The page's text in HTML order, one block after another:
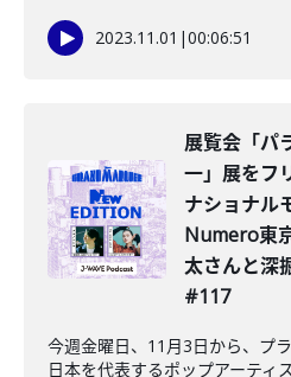
2023.11.01 |00:06:51
展覧会「パ
一」展をフ
ナショナル
Numero東
太さんと深
#117
今週金曜日、11月3日から、プ
日本を代表するポップアーティ